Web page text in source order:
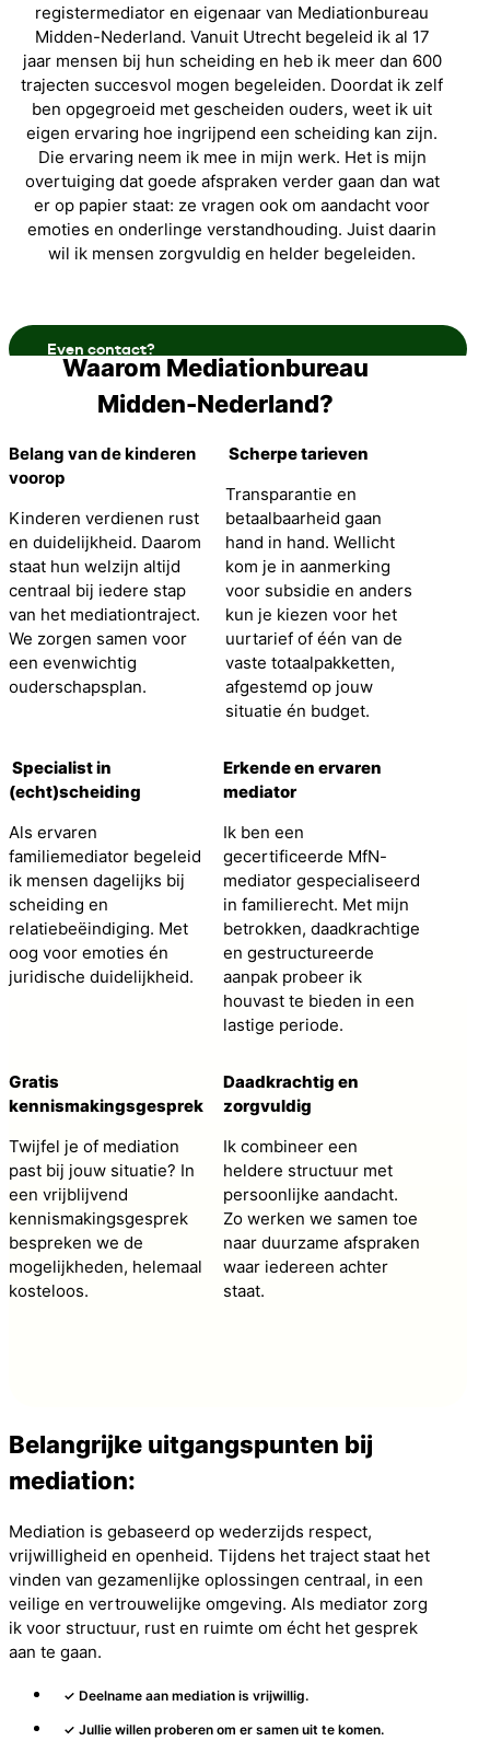
registermediator en eigenaar van Mediationbureau
Midden-Nederland. Vanuit Utrecht begeleid ik al 17
jaar mensen bij hun scheiding en heb ik meer dan 600
trajecten succesvol mogen begeleiden. Doordat ik zelf
ben opgegroeid met gescheiden ouders, weet ik uit
eigen ervaring hoe ingrijpend een scheiding kan zijn.
Die ervaring neem ik mee in mijn werk. Het is mijn
overtuiging dat goede afspraken verder gaan dan wat
er op papier staat: ze vragen ook om aandacht voor
emoties en onderlinge verstandhouding. Juist daarin
wil ik mensen zorgvuldig en helder begeleiden.
Even contact?
Waarom Mediationbureau
Midden-Nederland?
Belang van de kinderen
voorop
Kinderen verdienen rust
en duidelijkheid. Daarom
staat hun welzijn altijd
centraal bij iedere stap
van het mediationtraject.
We zorgen samen voor
een evenwichtig
ouderschapsplan.
Scherpe tarieven
Transparantie en
betaalbaarheid gaan
hand in hand. Wellicht
kom je in aanmerking
voor subsidie en anders
kun je kiezen voor het
uurtarief of één van de
vaste totaalpakketten,
afgestemd op jouw
situatie én budget.
Specialist in
(echt)scheiding
Als ervaren
familiemediator begeleid
ik mensen dagelijks bij
scheiding en
relatiebeëindiging. Met
oog voor emoties én
juridische duidelijkheid.
Erkende en ervaren
mediator
Ik ben een
gecertificeerde MfN-
mediator gespecialiseerd
in familierecht. Met mijn
betrokken, daadkrachtige
en gestructureerde
aanpak probeer ik
houvast te bieden in een
lastige periode.
Gratis
kennismakingsgesprek
Twijfel je of mediation
past bij jouw situatie? In
een vrijblijvend
kennismakingsgesprek
bespreken we de
mogelijkheden, helemaal
kosteloos.
Daadkrachtig en
zorgvuldig
Ik combineer een
heldere structuur met
persoonlijke aandacht.
Zo werken we samen toe
naar duurzame afspraken
waar iedereen achter
staat.
Belangrijke uitgangspunten bij
mediation:
Mediation is gebaseerd op wederzijds respect,
vrijwilligheid en openheid. Tijdens het traject staat het
vinden van gezamenlijke oplossingen centraal, in een
veilige en vertrouwelijke omgeving. Als mediator zorg
ik voor structuur, rust en ruimte om écht het gesprek
aan te gaan.
✓ Deelname aan mediation is vrijwillig.
✓ Jullie willen proberen om er samen uit te komen.